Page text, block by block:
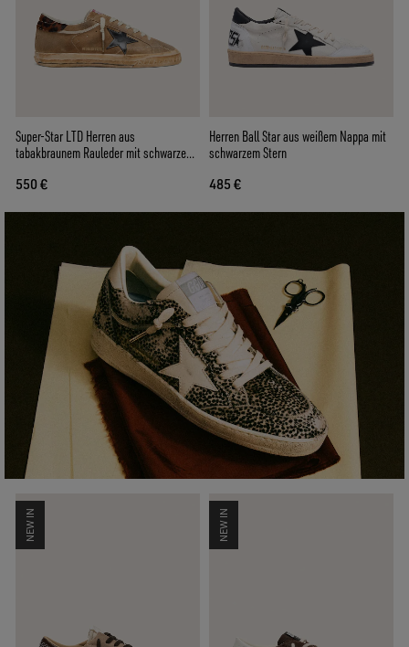
Super-Star LTD Herren aus
tabakbraunem Rauleder mit schwarzem
Animaldessin
550 €
Herren Ball Star aus weißem Nappa mit
schwarzem Stern
485 €
NEW IN NEW IN